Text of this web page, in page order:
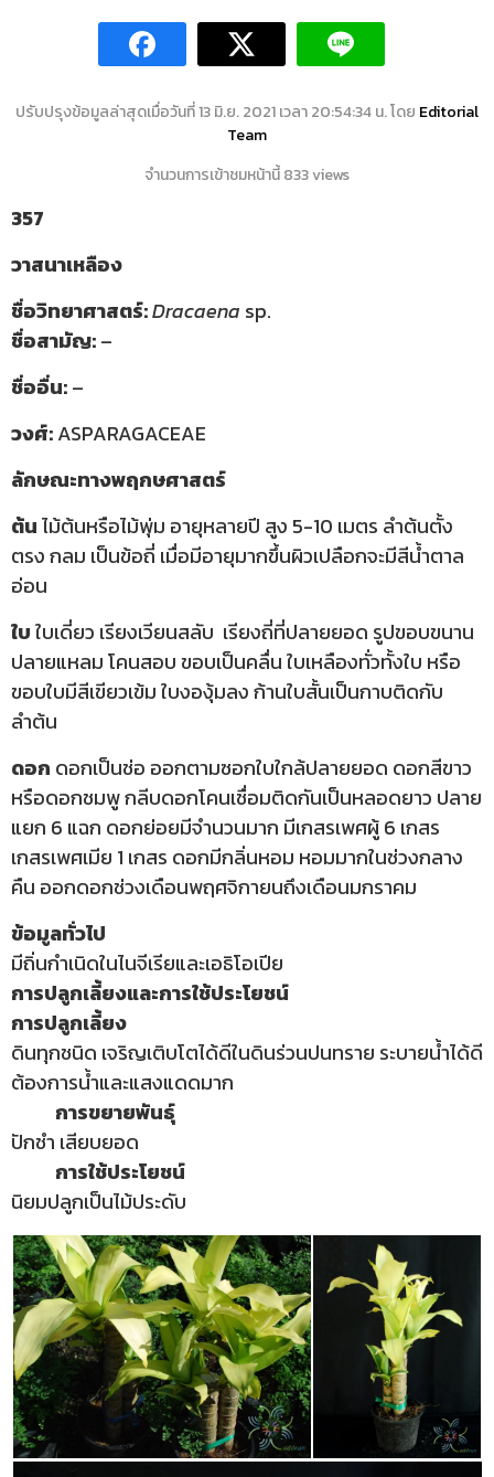
ปรับปรุงข้อมูลล่าสุดเมื่อวันที่ 13 มิ.ย. 2021 เวลา 20:54:34 น. โดย Editorial
Team
จำนวนการเข้าชมหน้านี้ 833 views
357
วาสนาเหลือง
ชื่อวิทยาศาสตร์:Dracaena sp.
ชื่อสามัญ:–
ชื่ออื่น:–
วงศ์:ASPARAGACEAE
ลักษณะทางพฤกษศาสตร์
ต้นไม้ต้นหรือไม้พุ่ม อายุหลายปี สูง 5-10 เมตร ลำต้นตั้ง
ตรง กลม เป็นข้อถี่ เมื่อมีอายุมากขึ้นผิวเปลือกจะมีสีน้ำตาล
อ่อน
ใบใบเดี่ยว เรียงเวียนสลับ เรียงถี่ที่ปลายยอด รูปขอบขนาน
ปลายแหลม โคนสอบ ขอบเป็นคลื่น ใบเหลืองทั่วทั้งใบ หรือ
ขอบใบมีสีเขียวเข้ม ใบงองุ้มลง ก้านใบสั้นเป็นกาบติดกับ
ลำต้น
ดอก ดอกเป็นช่อ ออกตามซอกใบใกล้ปลายยอด ดอกสีขาว
หรือดอกชมพู กลีบดอกโคนเชื่อมติดกันเป็นหลอดยาว ปลาย
แยก 6 แฉก ดอกย่อยมีจำนวนมาก มีเกสรเพศผู้ 6 เกสร
เกสรเพศเมีย 1 เกสร ดอกมีกลิ่นหอม หอมมากในช่วงกลาง
คืน ออกดอกช่วงเดือนพฤศจิกายนถึงเดือนมกราคม
ข้อมูลทั่วไป
มีถิ่นกำเนิดในไนจีเรียและเอธิโอเปีย
การปลูกเลี้ยงและการใช้ประโยชน์
การปลูกเลี้ยง
ดินทุกชนิด เจริญเติบโตได้ดีในดินร่วนปนทราย ระบายน้ำได้ดี
ต้องการน้ำและแสงแดดมาก
การขยายพันธุ์
ปักชำ เสียบยอด
การใช้ประโยชน์
นิยมปลูกเป็นไม้ประดับ